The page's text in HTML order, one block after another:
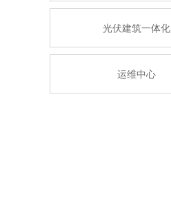
光伏建筑一体化
运维中心